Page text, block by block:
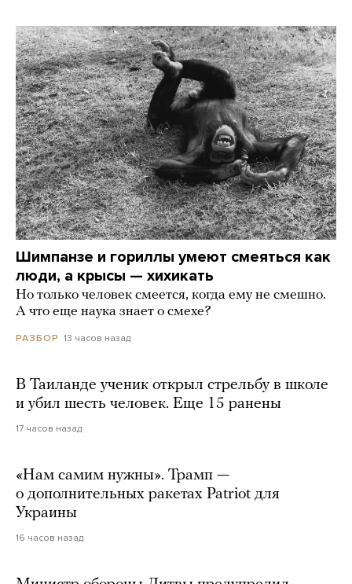
Шимпанзе и гориллы умеют смеяться как
люди, а крысы — хихикать
Но только человек смеется, когда ему не смешно.
А что еще наука знает о смехе?
РАЗБОР 13 часов назад
В Таиланде ученик открыл стрельбу в школе
и убил шесть человек. Еще 15 ранены
17 часов назад
«Нам самим нужны». Трамп —
о дополнительных ракетах Patriot для
Украины
16 часов назад